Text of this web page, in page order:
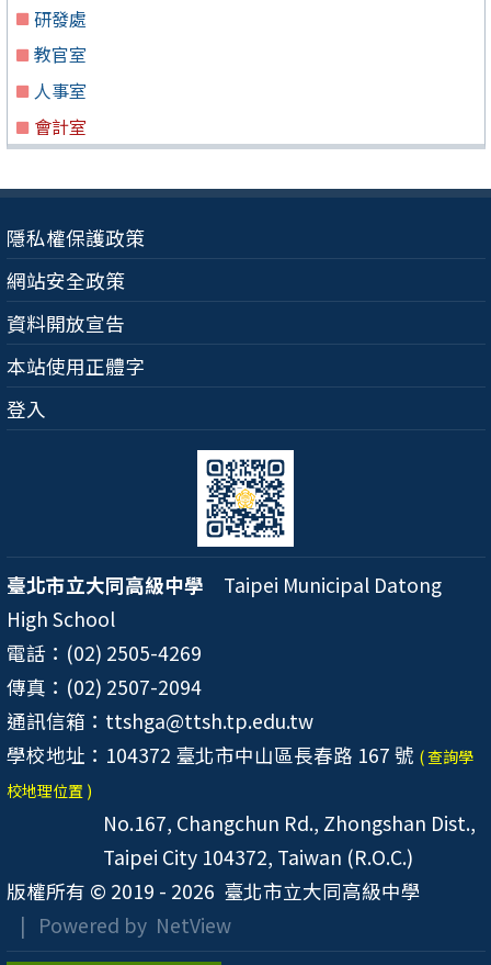
研發處
教官室
人事室
會計室
隱私權保護政策
網站安全政策
資料開放宣告
本站使用正體字
登入
臺北市立大同高級中學 Taipei Municipal Datong
High School
電話：(02) 2505-4269
傳真：(02) 2507-2094
通訊信箱：ttshga@ttsh.tp.edu.tw
學校地址：104372 臺北市中山區長春路 167 號 ( 查詢學
校地理位置 )
No.167, Changchun Rd., Zhongshan Dist.,
Taipei City 104372, Taiwan (R.O.C.)
版權所有 © 2019 - 2026 臺北市立大同高級中學
| Powered by NetView